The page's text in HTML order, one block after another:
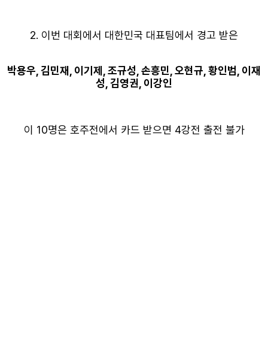
2. 이번 대회에서 대한민국 대표팀에서 경고 받은
박용우, 김민재, 이기제, 조규성, 손흥민, 오현규, 황인범, 이재
성, 김영권, 이강인
이 10명은 호주전에서 카드 받으면 4강전 출전 불가